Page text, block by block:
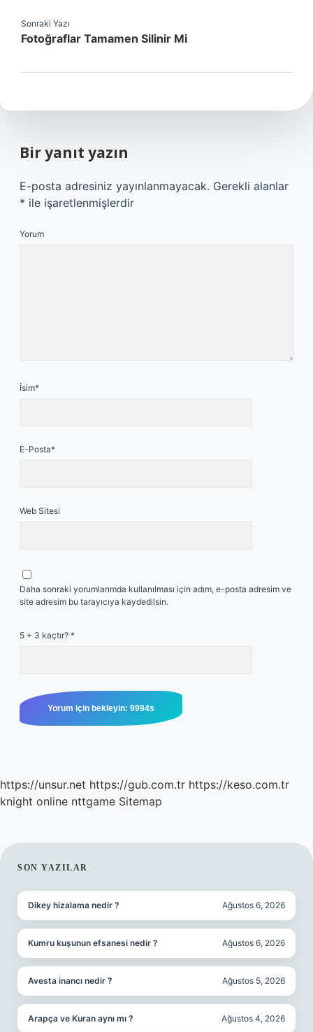
Sonraki Yazı
Fotoğraflar Tamamen Silinir Mi
Bir yanıt yazın
E-posta adresiniz yayınlanmayacak. Gerekli alanlar
* ile işaretlenmişlerdir
Yorum
İsim*
E-Posta*
Web Sitesi
Daha sonraki yorumlarımda kullanılması için adım, e-posta adresim ve
site adresim bu tarayıcıya kaydedilsin.
5 + 3 kaçtır? *
https://unsur.net https://gub.com.tr https://keso.com.tr
knight online nttgame Sitemap
SIDEBAR
SON YAZILAR
Dikey hizalama nedir ? Ağustos 6, 2026
Kumru kuşunun efsanesi nedir ? Ağustos 6, 2026
Avesta inancı nedir ? Ağustos 5, 2026
Arapça ve Kuran aynı mı ? Ağustos 4, 2026